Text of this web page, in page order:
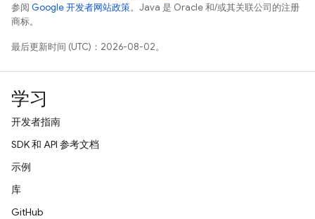
参阅 Google 开发者网站政策。Java 是 Oracle 和/或其关联公司的注册
商标。
最后更新时间 (UTC)：2026-08-02。
学习
开发者指南
SDK 和 API 参考文档
示例
库
GitHub